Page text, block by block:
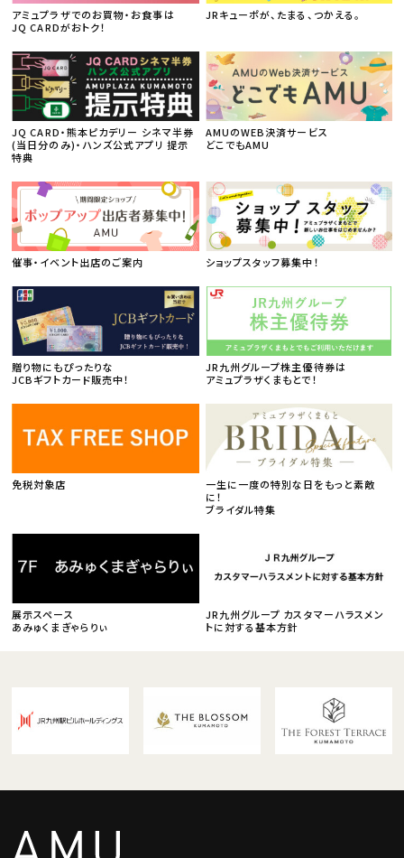
アミュプラザでのお買物・お食事は
JQ CARDがおトク！
JRキューポが、たまる、つかえる。
JQ CARD・熊本ピカデリー シネマ半券
(当日分のみ)・ハンズ公式アプリ 提示
特典
AMUのWEB決済サービス
どこでもAMU
催事・イベント出店のご案内 ショップスタッフ募集中！
贈り物にもぴったりな
JCBギフトカード販売中！
JR九州グループ株主優待券は
アミュプラザくまもとで！
免税対象店
一生に一度の特別な日をもっと素敵
に！
ブライダル特集
展示スペース
あみゅくまぎゃらりぃ
JR九州グループ カスタマーハラスメン
トに対する基本方針